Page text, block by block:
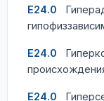
E24.0
E24.0
E24.0